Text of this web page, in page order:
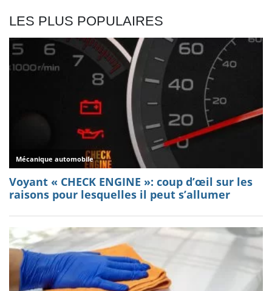
LES PLUS POPULAIRES